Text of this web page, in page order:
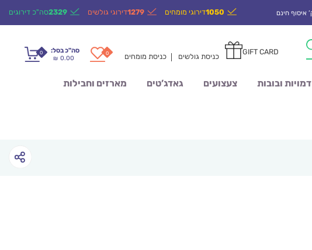
1050דירוגי מומחים 1279דירוגי גולשים 2329סה"כ דירוגים
GIFT CARD כניסת גולשים כניסת מומחים 0
0 סה"כ בסל:
₪ 0.00
דמויות ובובות צעצועים גאדג’טים מארזים וחבילות